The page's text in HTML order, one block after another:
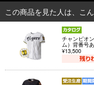
この商品を見た人は、こ
チャンピオ
ム）背番号
¥13,500